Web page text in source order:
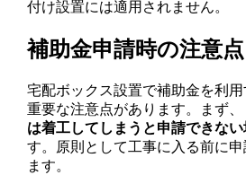
付け設置には適用されません。
補助金申請時の注意点
宅配ボックス設置で補助金を利
重要な注意点があります。まず、
は着工してしまうと申請できな
す。原則として工事に入る前に
ます。